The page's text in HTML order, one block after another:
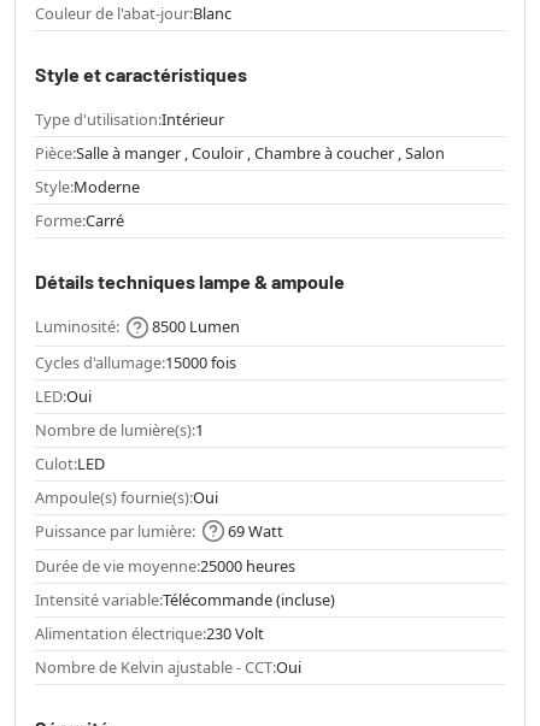
Couleur de l'abat-jour:Blanc
Style et caractéristiques
Type d'utilisation:Intérieur
Pièce:Salle à manger , Couloir , Chambre à coucher , Salon
Style:Moderne
Forme:Carré
Détails techniques lampe & ampoule
Luminosité:
8500 Lumen
Cycles d'allumage:15000 fois
LED:Oui
Nombre de lumière(s):1
Culot:LED
Ampoule(s) fournie(s):Oui
Puissance par lumière:
69 Watt
Durée de vie moyenne:25000 heures
Intensité variable:Télécommande (incluse)
Alimentation électrique:230 Volt
Nombre de Kelvin ajustable - CCT:Oui